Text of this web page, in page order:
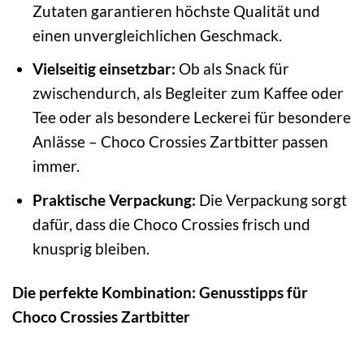
Zutaten garantieren höchste Qualität und
einen unvergleichlichen Geschmack.
Vielseitig einsetzbar: Ob als Snack für
zwischendurch, als Begleiter zum Kaffee oder
Tee oder als besondere Leckerei für besondere
Anlässe – Choco Crossies Zartbitter passen
immer.
Praktische Verpackung: Die Verpackung sorgt
dafür, dass die Choco Crossies frisch und
knusprig bleiben.
Die perfekte Kombination: Genusstipps für
Choco Crossies Zartbitter